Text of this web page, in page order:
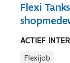
Flexi
ACTIEF
Flexijob